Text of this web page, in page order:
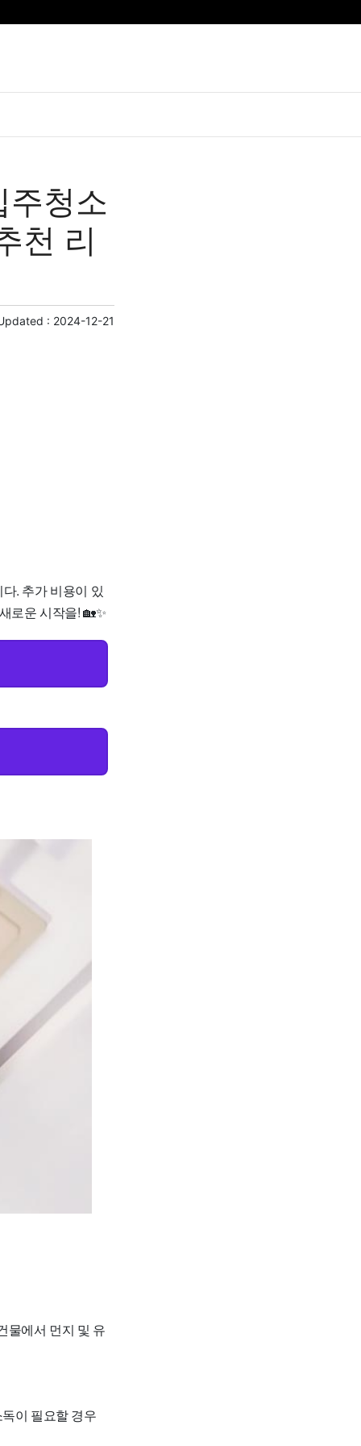
주청소
천 리
: 2024-12-21
. 추가 비용이 있
로운 시작을! 🏡✨
물에서 먼지 및 유
이 필요할 경우